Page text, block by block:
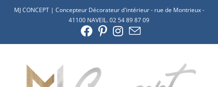
MJ CONCEPT | Concepteur Décorateur d'intérieur - rue de Montrieux -
41100 NAVEIL. 02 54 89 87 09